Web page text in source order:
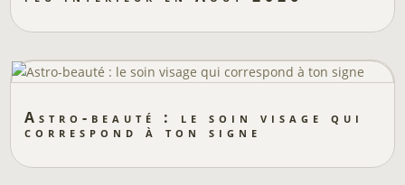
Astro-beauté : le soin visage qui
correspond à ton signe